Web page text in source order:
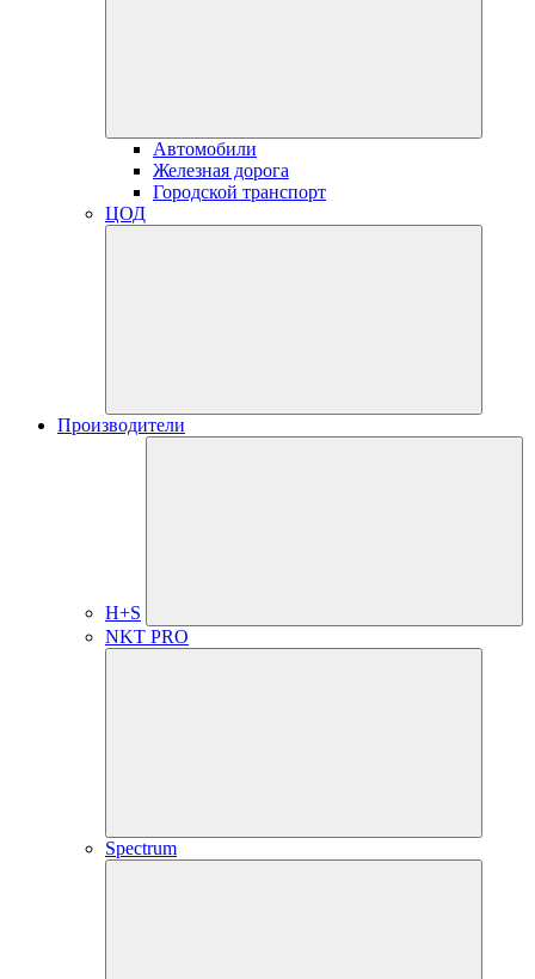
Автомобили
Железная дорога
Городской транспорт
ЦОД
Производители
H+S
NKT PRO
Spectrum